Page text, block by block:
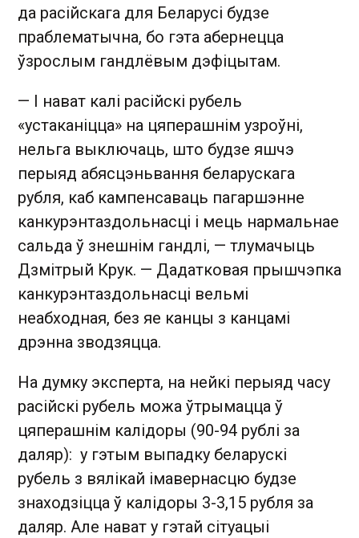
да расійскага для Беларусі будзе
праблематычна, бо гэта абернецца
ўзрослым гандлёвым дэфіцытам.
— І нават калі расійскі рубель
«устаканіцца» на цяперашнім узроўні,
нельга выключаць, што будзе яшчэ
перыяд абясцэньвання беларускага
рубля, каб кампенсаваць пагаршэнне
канкурэнтаздольнасці і мець нармальнае
сальда ў знешнім гандлі, — тлумачыць
Дзмітрый Крук. — Дадатковая прышчэпка
канкурэнтаздольнасці вельмі
неабходная, без яе канцы з канцамі
дрэнна зводзяцца.
На думку эксперта, на нейкі перыяд часу
расійскі рубель можа ўтрымацца ў
цяперашнім калідоры (90-94 рублі за
даляр): у гэтым выпадку беларускі
рубель з вялікай імавернасцю будзе
знаходзіцца ў калідоры 3-3,15 рубля за
даляр. Але нават у гэтай сітуацыі